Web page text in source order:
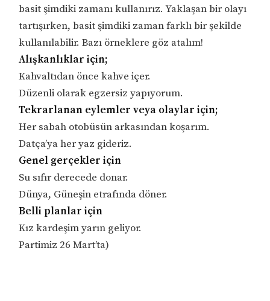
basit şimdiki zamanı kullanırız. Yaklaşan bir olayı
tartışırken, basit şimdiki zaman farklı bir şekilde
kullanılabilir. Bazı örneklere göz atalım!
Alışkanlıklar için;
Kahvaltıdan önce kahve içer.
Düzenli olarak egzersiz yapıyorum.
Tekrarlanan eylemler veya olaylar için;
Her sabah otobüsün arkasından koşarım.
Datça’ya her yaz gideriz.
Genel gerçekler için
Su sıfır derecede donar.
Dünya, Güneşin etrafında döner.
Belli planlar için
Kız kardeşim yarın geliyor.
Partimiz 26 Mart’ta)